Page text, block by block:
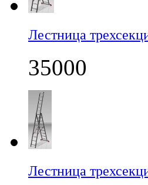
Лестница
35000
Лестница